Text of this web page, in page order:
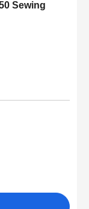
Sewing